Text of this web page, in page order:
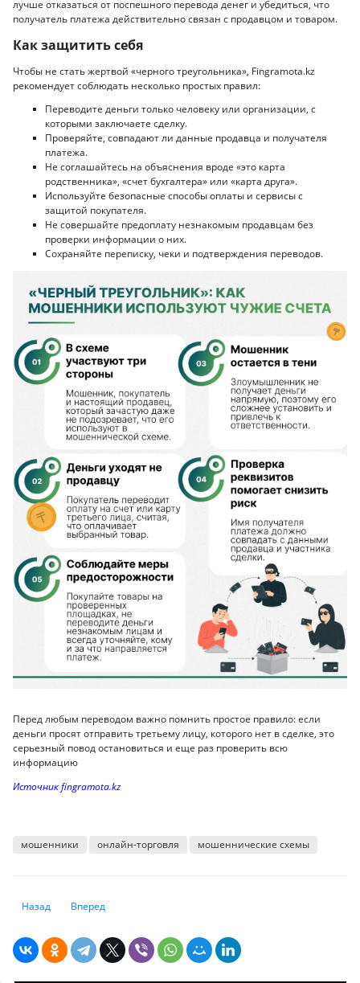
лучше отказаться от поспешного перевода денег и убедиться, что
получатель платежа действительно связан с продавцом и товаром.
Как защитить себя
Чтобы не стать жертвой «черного треугольника», Fingramota.kz
рекомендует соблюдать несколько простых правил:
Переводите деньги только человеку или организации, с
которыми заключаете сделку.
Проверяйте, совпадают ли данные продавца и получателя
платежа.
Не соглашайтесь на объяснения вроде «это карта
родственника», «счет бухгалтера» или «карта друга».
Используйте безопасные способы оплаты и сервисы с
защитой покупателя.
Не совершайте предоплату незнакомым продавцам без
проверки информации о них.
Сохраняйте переписку, чеки и подтверждения переводов.
Перед любым переводом важно помнить простое правило: если
деньги просят отправить третьему лицу, которого нет в сделке, это
серьезный повод остановиться и еще раз проверить всю
информацию
Источник fingramota.kz
мошенники онлайн-торговля мошеннические схемы
Предыдущий: Сколько денег можно переводить жене или мужу без
Назад Следующий: Казахстанцам объяснили, заблокируют ли
Вперед